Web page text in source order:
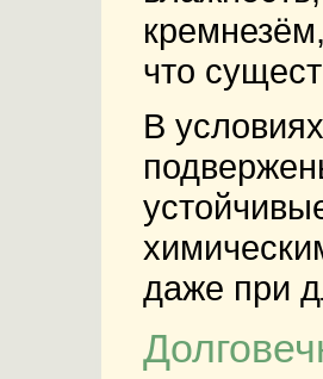
что
В
даже при